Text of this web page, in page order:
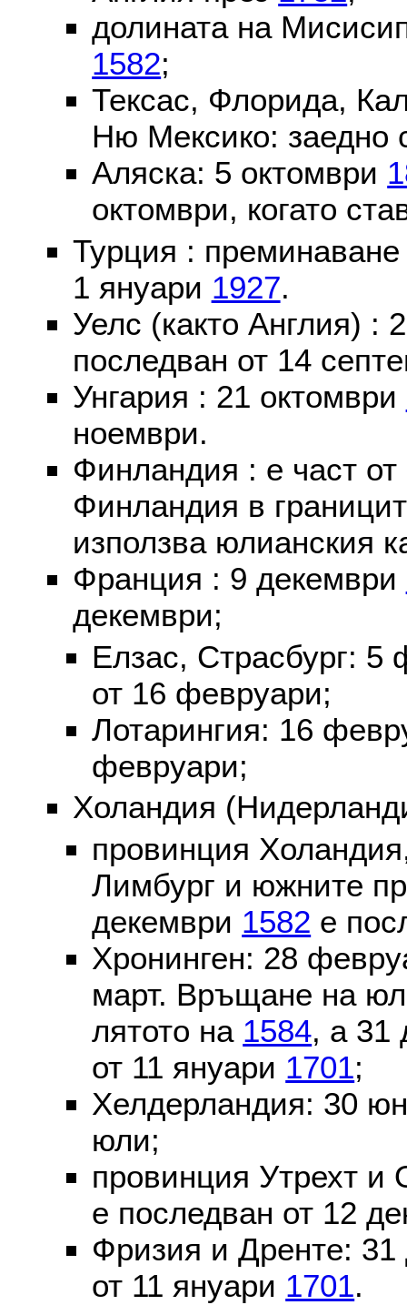
долината на
1582;
Тексас, Флорида,
Ню Мексико: заедно
Аляска: 5 октомври
октомври, когато
Турция :
1 януари 1927.
Уелс (както Англия) :
последван от 14
Унгария : 21 октомври
ноември.
Финландия : е част
Финландия в
използва юлианския
Франция : 9 декември
декември;
Елзас, Страсбург:
от 16 февруари;
Лотарингия: 16
февруари;
Холандия
провинция
Лимбург и южните
декември 1582 е
Хронинген: 28
март. Връщане на
лятото на 1584, а 31
от 11 януари 1701;
Хелдерландия: 30
юли;
провинция Утрехт
е последван от 12
Фризия и Дренте:
от 11 януари 1701.